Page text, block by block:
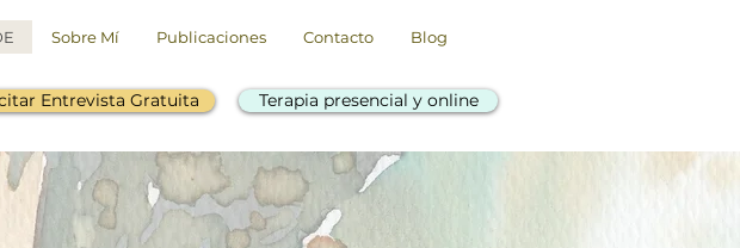
Sobre Mí Publicaciones Contacto Blog
Entrevista Gratuita Terapia presencial y online